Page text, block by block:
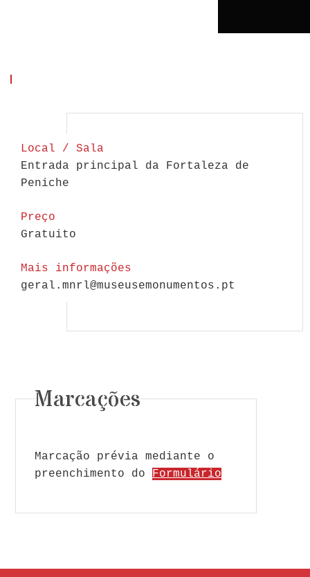
Local / Sala
Entrada principal da Fortaleza de
Peniche
Preço
Gratuito
Mais informações
geral.mnrl@museusemonumentos.pt
Marcações
Marcação prévia mediante o
preenchimento do Formulário